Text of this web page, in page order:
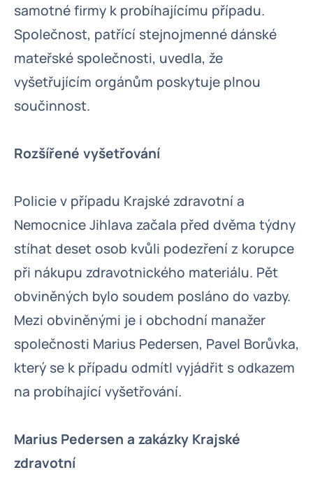
samotné firmy k probíhajícímu případu.
Společnost, patřící stejnojmenné dánské
mateřské společnosti, uvedla, že
vyšetřujícím orgánům poskytuje plnou
součinnost.
Rozšířené vyšetřování
Policie v případu Krajské zdravotní a
Nemocnice Jihlava začala před dvěma týdny
stíhat deset osob kvůli podezření z korupce
při nákupu zdravotnického materiálu. Pět
obviněných bylo soudem posláno do vazby.
Mezi obviněnými je i obchodní manažer
společnosti Marius Pedersen, Pavel Borůvka,
který se k případu odmítl vyjádřit s odkazem
na probíhající vyšetřování.
Marius Pedersen a zakázky Krajské
zdravotní